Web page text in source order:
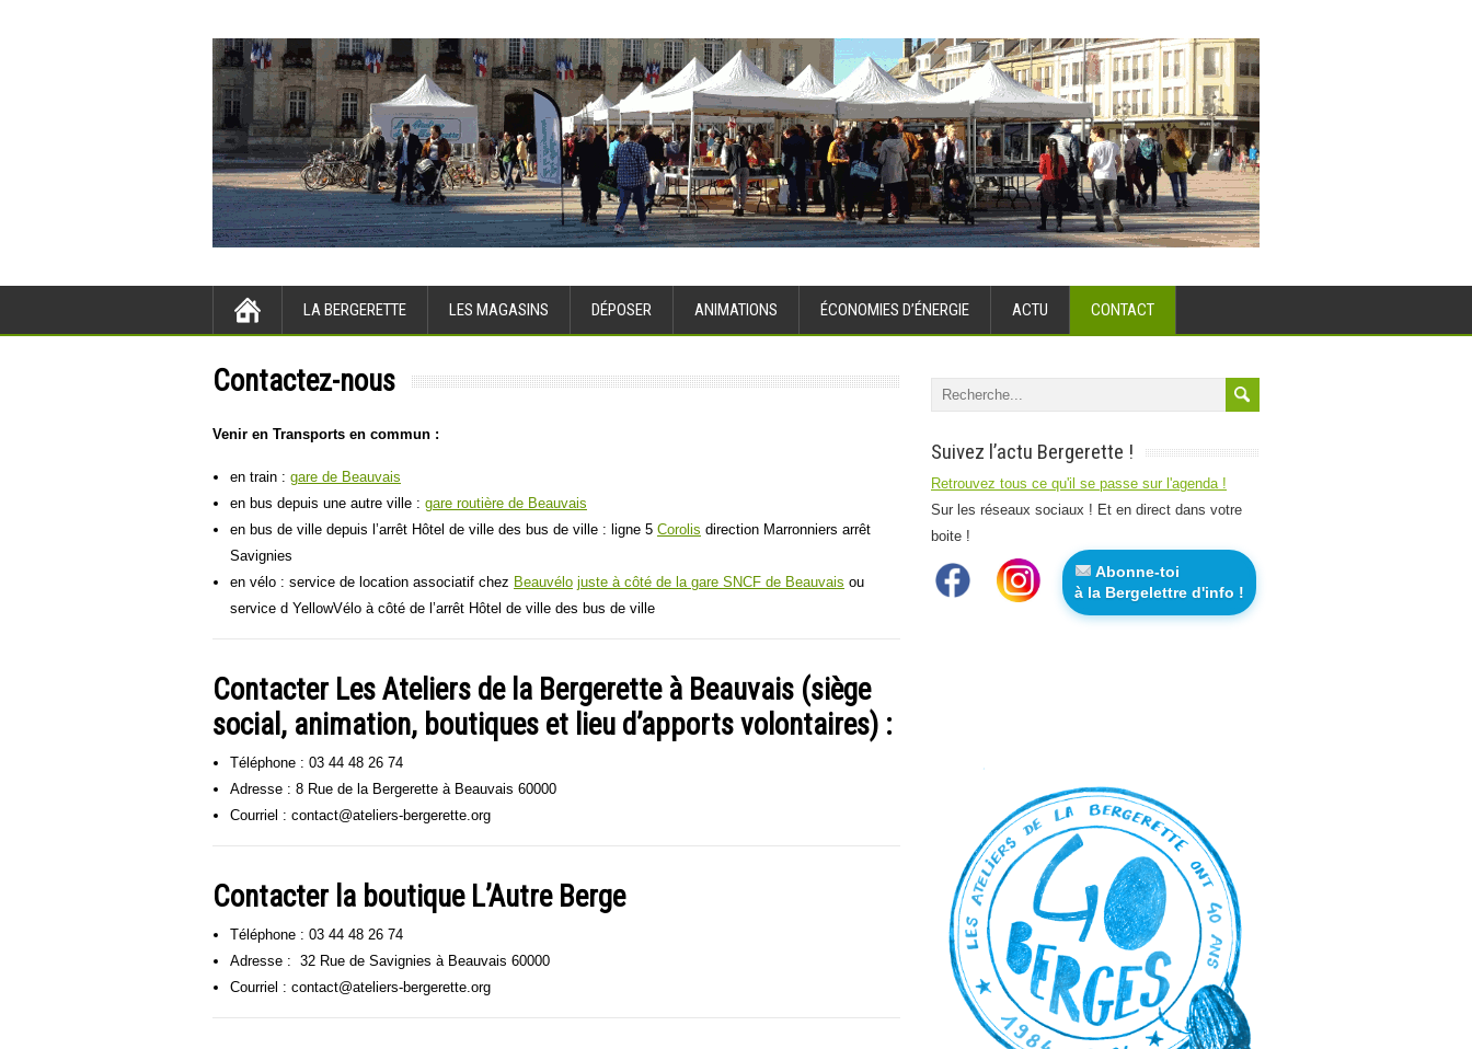
LA BERGERETTE LES MAGASINS DÉPOSER ANIMATIONS ÉCONOMIES D’ÉNERGIE ACTU CONTACT
Contactez-nous
Venir en Transports en commun :
en train : gare de Beauvais
en bus depuis une autre ville : gare routière de Beauvais
en bus de ville depuis l’arrêt Hôtel de ville des bus de ville : ligne 5 Corolis direction Marronniers arrêt
Savignies
en vélo : service de location associatif chez Beauvélo juste à côté de la gare SNCF de Beauvais ou
service d YellowVélo à côté de l’arrêt Hôtel de ville des bus de ville
Contacter Les Ateliers de la Bergerette à Beauvais (siège
social, animation, boutiques et lieu d’apports volontaires) :
Téléphone : 03 44 48 26 74
Adresse : 8 Rue de la Bergerette à Beauvais 60000
Courriel : contact@ateliers-bergerette.org
Contacter la boutique L’Autre Berge
Téléphone : 03 44 48 26 74
Adresse : 32 Rue de Savignies à Beauvais 60000
Courriel : contact@ateliers-bergerette.org
Suivez l’actu Bergerette !
Retrouvez tous ce qu'il se passe sur l'agenda !
Sur les réseaux sociaux ! Et en direct dans votre
boite !
Abonne-toi
à la Bergelettre d'info !